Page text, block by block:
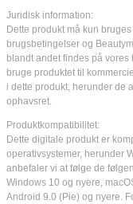
Juridisk information:
Dette produkt må kun
brugsbetingelser og
blandt andet findes på
bruge produktet til
i dette produkt, herunder de
ophavsret.
Produktkompatibilitet:
Dette digitale produkt er
operativsystemer, herunder
anbefaler vi at følge de
Windows 10 og nyere,
Android 9.0 (Pie) og nyere.